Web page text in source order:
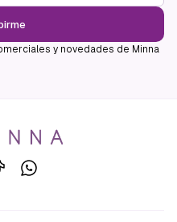
y novedades de Minna